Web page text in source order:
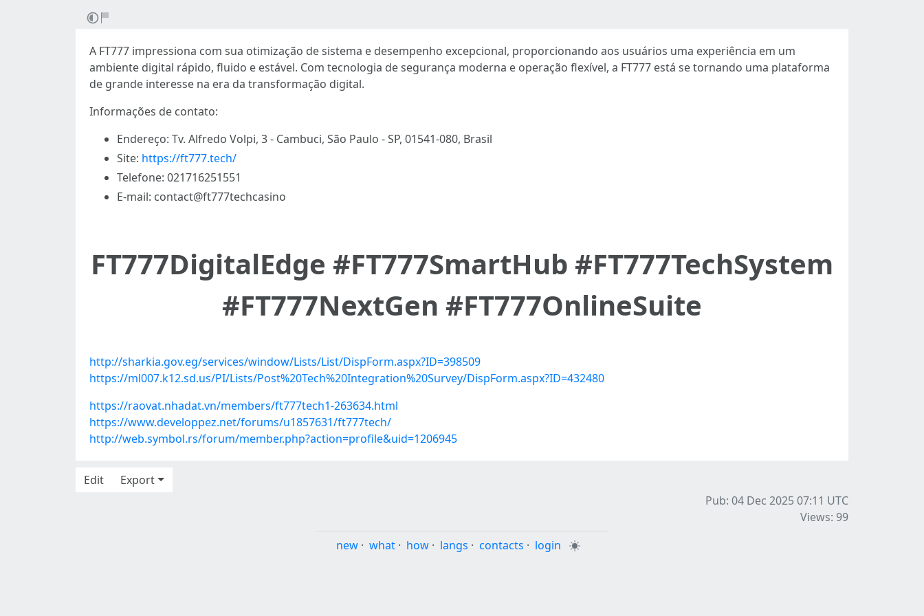
A FT777 impressiona com sua otimização de sistema e desempenho excepcional, proporcionando aos usuários uma experiência em um
ambiente digital rápido, fluido e estável. Com tecnologia de segurança moderna e operação flexível, a FT777 está se tornando uma plataforma
de grande interesse na era da transformação digital.
Informações de contato:
Endereço: Tv. Alfredo Volpi, 3 - Cambuci, São Paulo - SP, 01541-080, Brasil
Site: https://ft777.tech/
Telefone: 021716251551
E-mail: contact@ft777techcasino
FT777DigitalEdge #FT777SmartHub #FT777TechSystem
#FT777NextGen #FT777OnlineSuite
http://sharkia.gov.eg/services/window/Lists/List/DispForm.aspx?ID=398509
https://ml007.k12.sd.us/PI/Lists/Post%20Tech%20Integration%20Survey/DispForm.aspx?ID=432480
https://raovat.nhadat.vn/members/ft777tech1-263634.html
https://www.developpez.net/forums/u1857631/ft777tech/
http://web.symbol.rs/forum/member.php?action=profile&uid=1206945
Edit
Export
Pub: 04 Dec 2025 07:11 UTC
Views: 99
new · what · how · langs · contacts · login